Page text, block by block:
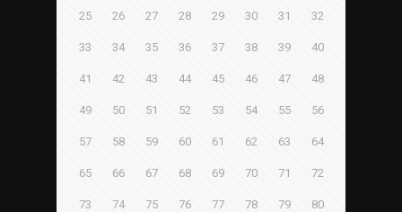
25 26 27 28 29 30 31 32
33 34 35 36 37 38 39 40
41 42 43 44 45 46 47 48
49 50 51 52 53 54 55 56
57 58 59 60 61 62 63 64
65 66 67 68 69 70 71 72
73 74 75 76 77 78 79 80